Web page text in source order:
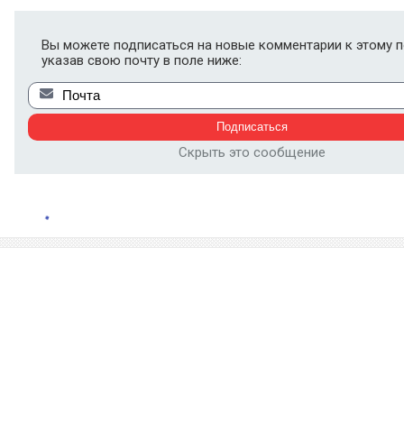
Вы можете подписаться на новые комментарии к этому
указав свою почту в поле ниже:
Скрыть это сообщение